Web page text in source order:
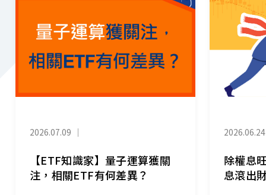
2026.07.09 ｜
【ETF知識家】量子運算獲關
注，相關ETF有何差異？
2026.06.24
除權息
息滾出